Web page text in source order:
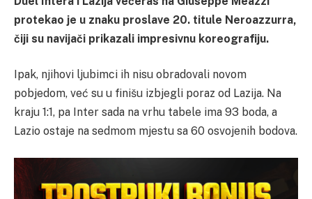
protekao je u znaku proslave 20. titule Neroazzurra,
čiji su navijači prikazali impresivnu koreografiju.
Ipak, njihovi ljubimci ih nisu obradovali novom
pobjedom, već su u finišu izbjegli poraz od Lazija. Na
kraju 1:1, pa Inter sada na vrhu tabele ima 93 boda, a
Lazio ostaje na sedmom mjestu sa 60 osvojenih bodova.